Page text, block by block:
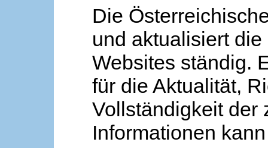
Die
und aktualisiert
Websites ständig.
für die Aktualität,
Vollständigkeit der
Informationen